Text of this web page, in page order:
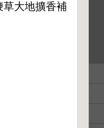
大地擴香補